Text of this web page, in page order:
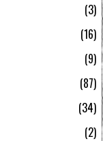
3
16
9
87
34
2